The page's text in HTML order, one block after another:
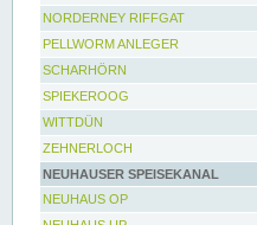
NORDERNEY RIFFGAT
PELLWORM ANLEGER
SCHARHÖRN
SPIEKEROOG
WITTDÜN
ZEHNERLOCH
NEUHAUSER SPEISEKANAL
NEUHAUS OP